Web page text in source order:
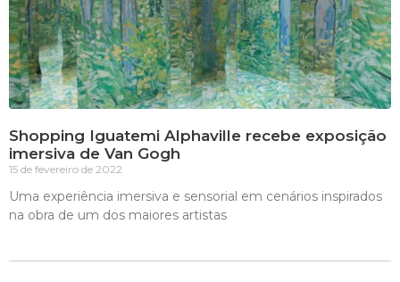
Shopping Iguatemi Alphaville recebe exposição
imersiva de Van Gogh
15 de fevereiro de 2022
Uma experiência imersiva e sensorial em cenários inspirados
na obra de um dos maiores artistas